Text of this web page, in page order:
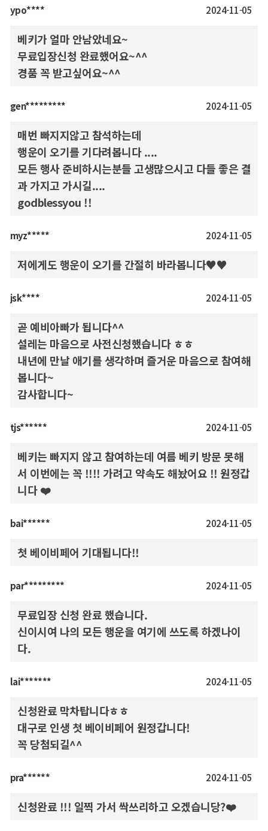
ypo**** 2024-11-05
베키가 얼마 안남았네요~
무료입장신청 완료했어요~^^
경품 꼭 받고싶어요~^^
gen********* 2024-11-05
매번 빠지지않고 참석하는데
행운이 오기를 기다려봅니다 ....
모든 행사 준비하시는분들 고생많으시고 다들 좋은 결
과 가지고 가시길....
godblessyou !!
myz***** 2024-11-05
저에게도 행운이 오기를 간절히 바라봅니다♥♥
jsk**** 2024-11-05
곧 예비아빠가 됩니다^^
설레는 마음으로 사전신청했습니다 ㅎㅎ
내년에 만날 애기를 생각하며 즐거운 마음으로 참여해
봅니다~
감사합니다~
tjs****** 2024-11-05
베키는 빠지지 않고 참여하는데 여름 베키 방문 못해
서 이번에는 꼭 !!!! 가려고 약속도 해놨어요 !! 원정갑
니다 ❤️
bai****** 2024-11-05
첫 베이비페어 기대됩니다!!
par********* 2024-11-05
무료입장 신청 완료 했습니다.
신이시여 나의 모든 행운을 여기에 쓰도록 하겠나이
다.
lai******* 2024-11-05
신청완료 막차탑니다ㅎㅎ
대구로 인생 첫 베이비페어 원정갑니다!
꼭 당첨되길^^
pra****** 2024-11-05
신청완료 !!! 일찍 가서 싹쓰리하고 오겠습니당?❤️